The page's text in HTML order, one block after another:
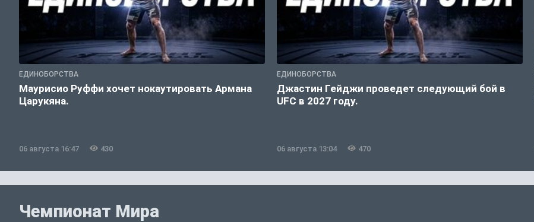
ЕДИНОБОРСТВА
Маурисио Руффи хочет нокаутировать Армана
Царукяна.
06 августа 16:47 430
ЕДИНОБОРСТВА
Джастин Гейджи проведет следующий бой в
UFC в 2027 году.
06 августа 13:04 470
Чемпионат Мира